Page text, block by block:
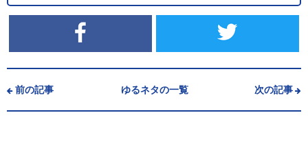
前の記事 ゆるネタの一覧 次の記事